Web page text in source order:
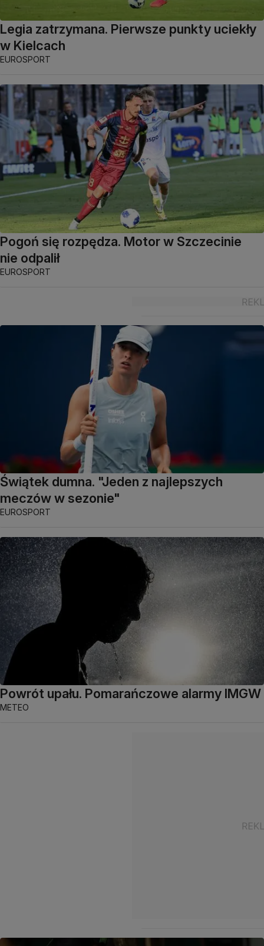
Legia zatrzymana. Pierwsze punkty uciekły
w Kielcach
EUROSPORT
Pogoń się rozpędza. Motor w Szczecinie
nie odpalił
EUROSPORT
Świątek dumna. "Jeden z najlepszych
meczów w sezonie"
EUROSPORT
Powrót upału. Pomarańczowe alarmy IMGW
METEO